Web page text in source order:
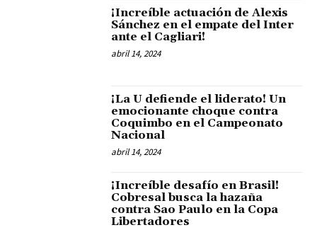
¡Increíble actuación de Alexis
Sánchez en el empate del Inter
ante el Cagliari!
abril 14, 2024
¡La U defiende el liderato! Un
emocionante choque contra
Coquimbo en el Campeonato
Nacional
abril 14, 2024
¡Increíble desafío en Brasil!
Cobresal busca la hazaña
contra Sao Paulo en la Copa
Libertadores